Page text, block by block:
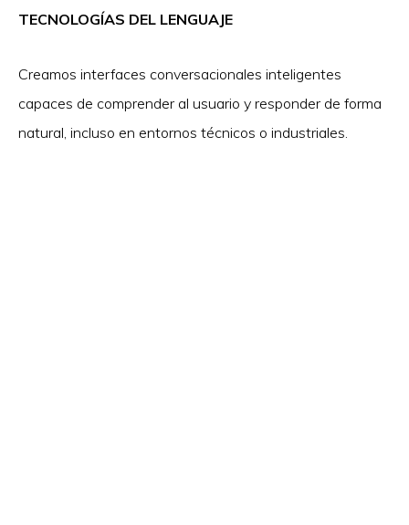
TECNOLOGÍAS DEL LENGUAJE
Creamos interfaces conversacionales inteligentes
capaces de comprender al usuario y responder de forma
natural, incluso en entornos técnicos o industriales.